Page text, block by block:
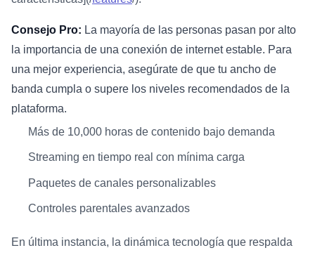
Consejo Pro: La mayoría de las personas pasan por alto
la importancia de una conexión de internet estable. Para
una mejor experiencia, asegúrate de que tu ancho de
banda cumpla o supere los niveles recomendados de la
plataforma.
Más de 10,000 horas de contenido bajo demanda
Streaming en tiempo real con mínima carga
Paquetes de canales personalizables
Controles parentales avanzados
En última instancia, la dinámica tecnología que respalda